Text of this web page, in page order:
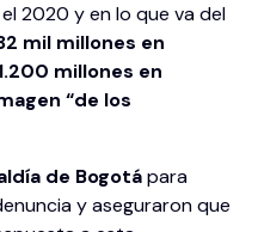
2020 y en lo que va del
mil millones en
millones en
“de los
de Bogotápara
y aseguraron que